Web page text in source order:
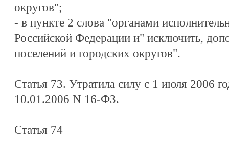
округов";
- в пункте 2 слова "органами
Российской Федерации и" исключить,
поселений и городских округов".
Статья 73. Утратила силу с 1 июля 2006
10.01.2006 N 16-ФЗ.
Статья 74